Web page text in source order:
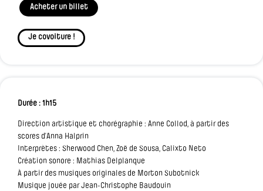
Acheter un billet
Je covoiture !
Durée : 1h15
Direction artistique et chorégraphie : Anne Collod, à partir des
scores d'Anna Halprin
Interprètes : Sherwood Chen, Zoë de Sousa, Calixto Neto
Création sonore : Mathias Delplanque
À partir des musiques originales de Morton Subotnick
Musique jouée par Jean-Christophe Baudouin